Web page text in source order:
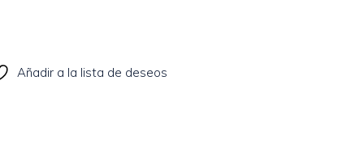
Añadir a la lista de deseos